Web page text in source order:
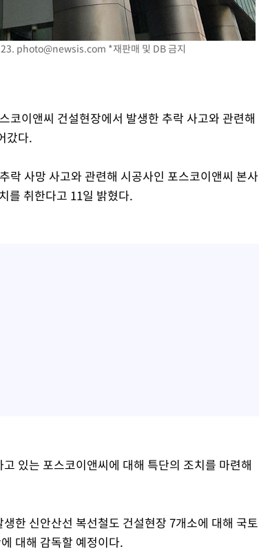
photo@newsis.com *재판매 및 DB 금지
코이앤씨 건설현장에서 발생한 추락 사고와 관련해
갔다.
락 사망 사고와 관련해 시공사인 포스코이앤씨 본사
를 취한다고 11일 밝혔다.
있는 포스코이앤씨에 대해 특단의 조치를 마련해
한 신안산선 복선철도 건설현장 7개소에 대해 국토
대해 감독할 예정이다.